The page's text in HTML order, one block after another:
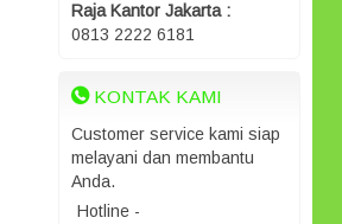
Raja Kantor Jakarta :
0813 2222 6181
KONTAK KAMI
Customer service kami siap
melayani dan membantu
Anda.
Hotline -